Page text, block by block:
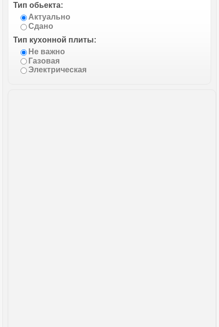
Тип обьекта:
Актуально
Сдано
Тип кухонной плиты:
Не важно
Газовая
Электрическая